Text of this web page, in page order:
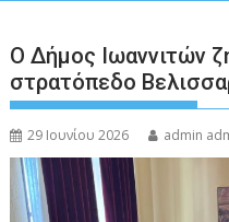
Ο Δήμος Ιωαννιτών
στρατόπεδο
29 Ιουνίου 2026 admin